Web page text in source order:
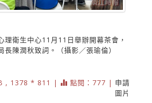
理衛生中心11月11日舉辦開幕茶會，
長陳潤秋致詞。（攝影／張瑜倫）
, 1378 * 811 | 點閱：777 | 申請
圖片